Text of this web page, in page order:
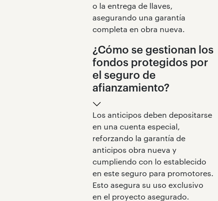
o la entrega de llaves,
asegurando una garantía
completa en obra nueva.
¿Cómo se gestionan los
fondos protegidos por
el seguro de
afianzamiento?
Los anticipos deben depositarse
en una cuenta especial,
reforzando la garantía de
anticipos obra nueva y
cumpliendo con lo establecido
en este seguro para promotores.
Esto asegura su uso exclusivo
en el proyecto asegurado.